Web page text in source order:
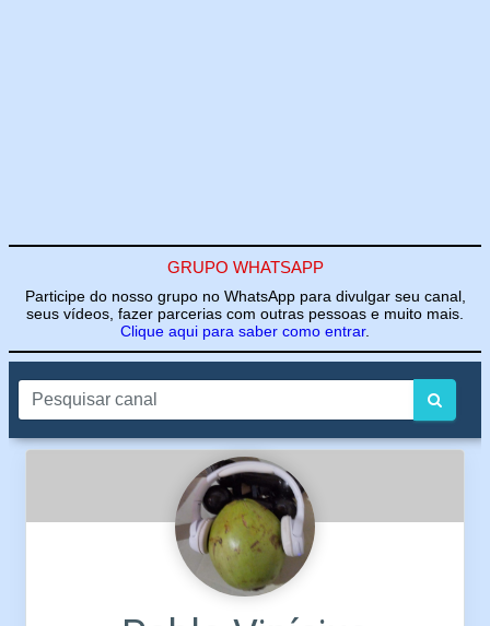
GRUPO WHATSAPP
Participe do nosso grupo no WhatsApp para divulgar seu canal,
seus vídeos, fazer parcerias com outras pessoas e muito mais.
Clique aqui para saber como entrar.